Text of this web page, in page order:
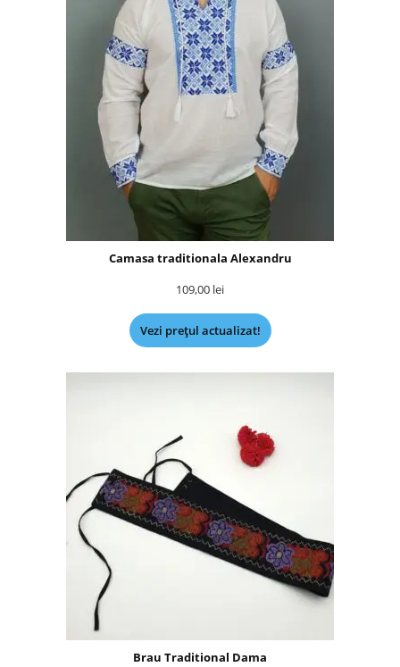
Camasa traditionala Alexandru
109,00 lei
Vezi prețul actualizat!
Brau Traditional Dama